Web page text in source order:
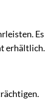
Es
erhältlich.